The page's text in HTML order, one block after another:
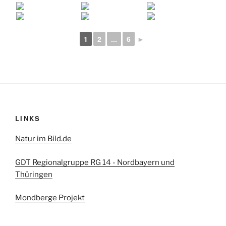
1 2 ... 6 ►
LINKS
Natur im Bild.de
GDT Regionalgruppe RG 14 - Nordbayern und
Thüringen
Mondberge Projekt